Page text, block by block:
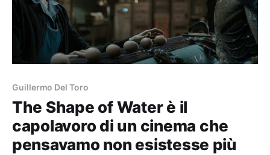
Guillermo Del Toro
The Shape of Water è il
capolavoro di un cinema che
pensavamo non esistesse più